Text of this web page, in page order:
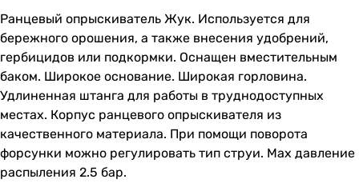
Ранцевый опрыскиватель Жук. Используется для
бережного орошения, а также внесения удобрений,
гербицидов или подкормки. Оснащен вместительным
баком. Широкое основание. Широкая горловина.
Удлиненная штанга для работы в труднодоступных
местах. Корпус ранцевого опрыскивателя из
качественного материала. При помощи поворота
форсунки можно регулировать тип струи. Max давление
распыления 2.5 бар.